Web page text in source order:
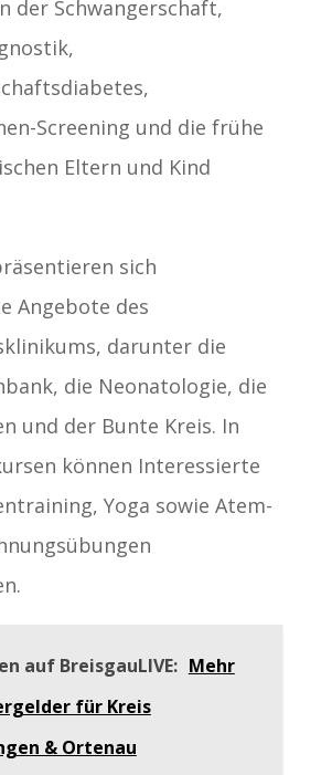
der Schwangerschaft,
Screening und die frühe
Eltern und Kind
sich
Angebote des
darunter die
die Neonatologie, die
und der Bunte Kreis. In
können Interessierte
Yoga sowie Atem-
auf BreisgauLIVE: Mehr
für Kreis
& Ortenau